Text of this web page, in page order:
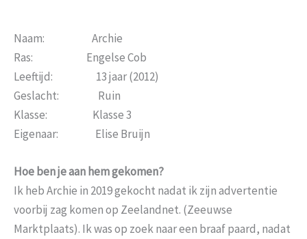
Naam: Archie
Ras: Engelse Cob
Leeftijd: 13 jaar (2012)
Geslacht: Ruin
Klasse: Klasse 3
Eigenaar: Elise Bruijn
Hoe ben je aan hem gekomen?
Ik heb Archie in 2019 gekocht nadat ik zijn advertentie
voorbij zag komen op Zeelandnet. (Zeeuwse
Marktplaats). Ik was op zoek naar een braaf paard, nadat